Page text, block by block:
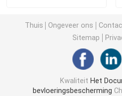
Zwart kartondocument
In te ademen Plakband
Inpakkend
Thuis Ongeveer ons
Sitemap
Kwaliteit Het
bevloeringsbescherming